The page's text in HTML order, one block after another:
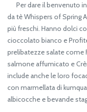
Per dare il benvenuto in
da tè Whispers of Spring
più freschi. Hanno dolci
cioccolato bianco e
prelibatezze salate come
salmone affumicato e
include anche le loro
con marmellata di
albicocche e bevande